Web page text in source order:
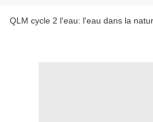
QLM cycle 2 l'eau: l'eau dans la